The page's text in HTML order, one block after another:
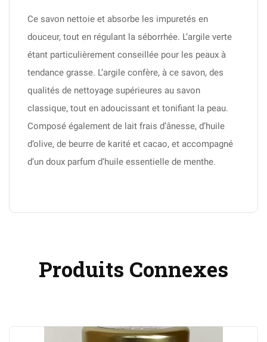
Ce savon nettoie et absorbe les impuretés en
douceur, tout en régulant la séborrhée. L’argile verte
étant particulièrement conseillée pour les peaux à
tendance grasse. L’argile confère, à ce savon, des
qualités de nettoyage supérieures au savon
classique, tout en adoucissant et tonifiant la peau.
Composé également de lait frais d’ânesse, d’huile
d’olive, de beurre de karité et cacao, et accompagné
d’un doux parfum d’huile essentielle de menthe.
Produits Connexes